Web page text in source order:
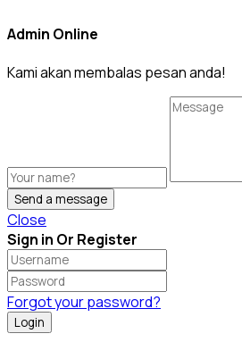
Admin Online
Kami akan membalas pesan anda!
Send a message
Close
Sign in Or Register
Forgot your password?